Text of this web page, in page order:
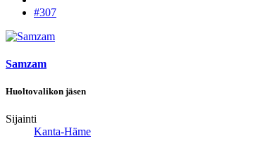
#307
Samzam
Huoltovalikon jäsen
Sijainti
Kanta-Häme